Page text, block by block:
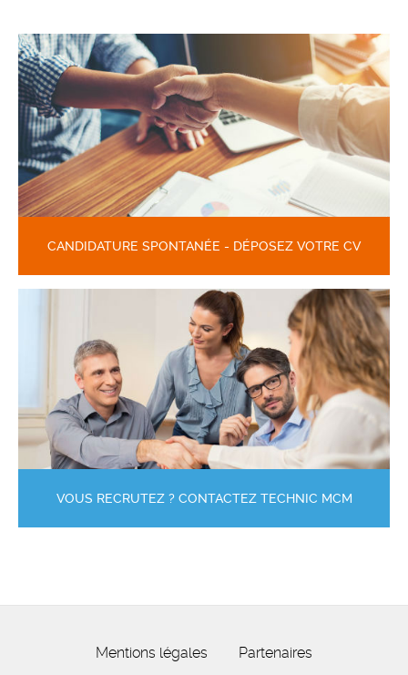
CANDIDATURE SPONTANÉE - DÉPOSEZ VOTRE CV
VOUS RECRUTEZ ? CONTACTEZ TECHNIC MCM
Mentions légales Partenaires